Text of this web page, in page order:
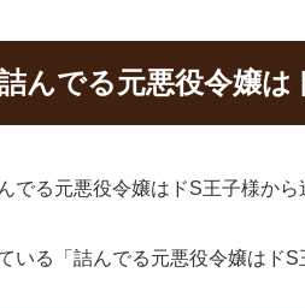
んでる元悪役令嬢
でる元悪役令嬢はドS王子様か
いる「詰んでる元悪役令嬢はド